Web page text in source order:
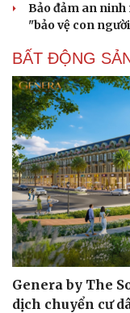
Bảo đảm an ninh
"bảo vệ con
BẤT ĐỘNG
Genera by The
dịch chuyển cư